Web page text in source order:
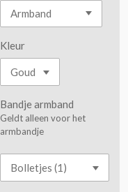
Kleur
Bandje armband
Geldt alleen voor het
armbandje